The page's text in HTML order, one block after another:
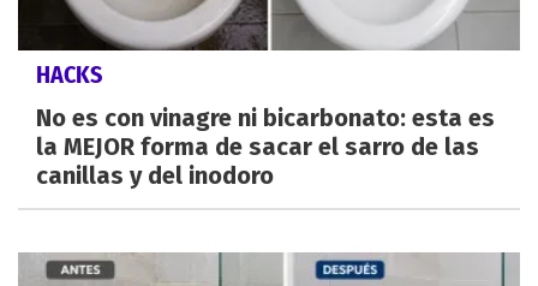
HACKS
No es con vinagre ni bicarbonato: esta es
la MEJOR forma de sacar el sarro de las
canillas y del inodoro